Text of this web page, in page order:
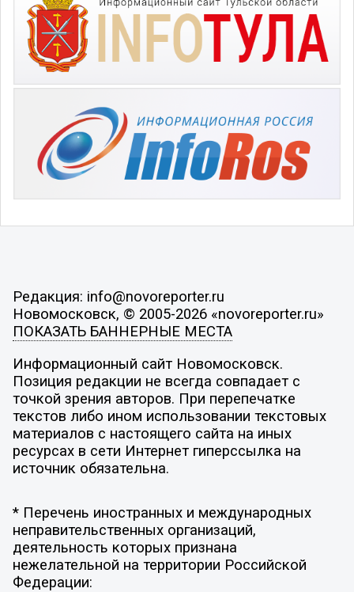
Редакция: info@novoreporter.ru
Новомосковск, © 2005-2026 «novoreporter.ru»
ПОКАЗАТЬ БАННЕРНЫЕ МЕСТА
Информационный сайт Новомосковск.
Позиция редакции не всегда совпадает с
точкой зрения авторов. При перепечатке
текстов либо ином использовании текстовых
материалов с настоящего сайта на иных
ресурсах в сети Интернет гиперссылка на
источник обязательна.
* Перечень иностранных и международных
неправительственных организаций,
деятельность которых признана
нежелательной на территории Российской
Федерации: